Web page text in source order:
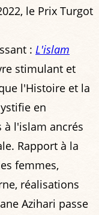
le Prix Turgot
: L'islam
stimulant et
l'Histoire et la
en
à l'islam ancrés
Rapport à la
femmes,
réalisations
Azihari passe